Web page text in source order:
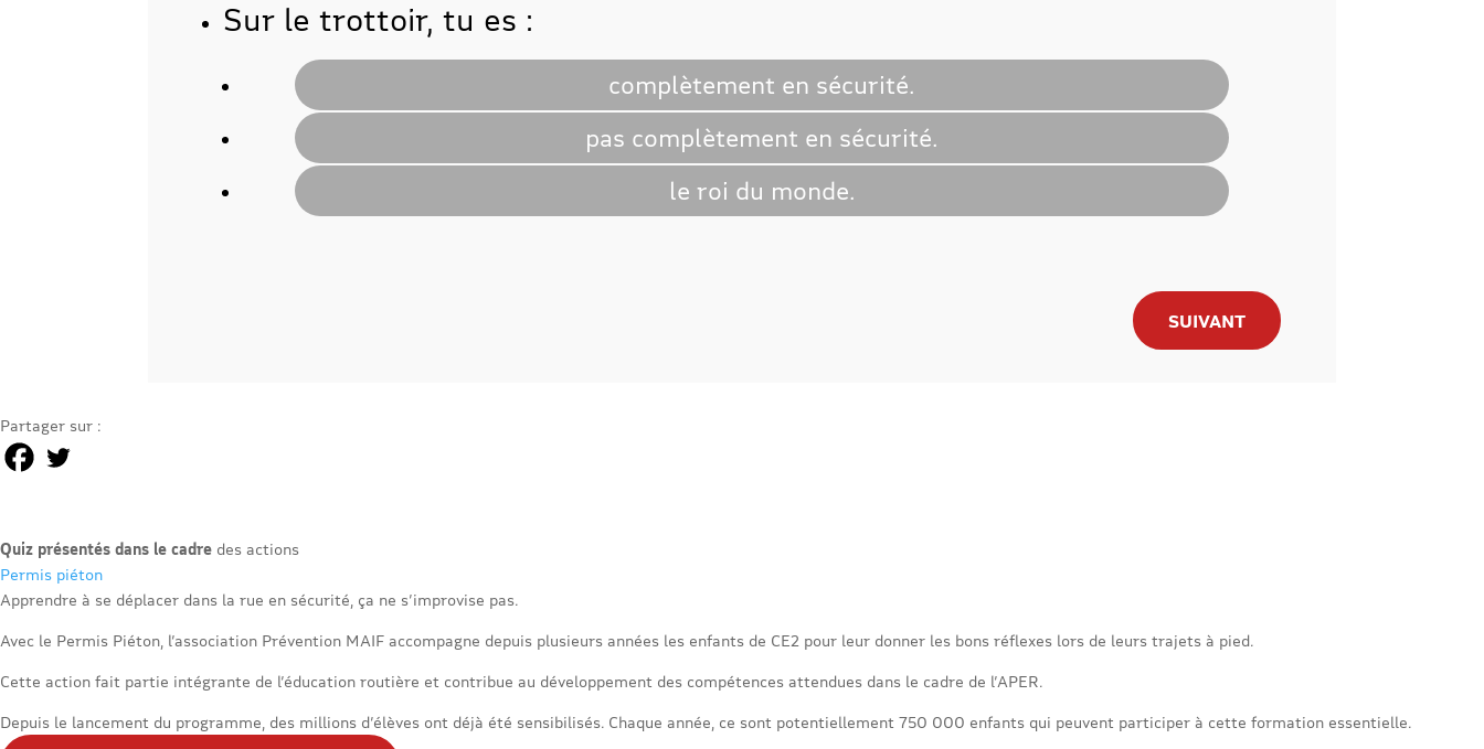
Sur le trottoir, tu es :
complètement en sécurité.
pas complètement en sécurité.
le roi du monde.
Partager sur :
Quiz présentés dans le cadre des actions
Permis piéton
Apprendre à se déplacer dans la rue en sécurité, ça ne s’improvise pas.
Avec le Permis Piéton, l’association Prévention MAIF accompagne depuis plusieurs années les enfants de CE2 pour leur donner les bons réflexes lors de leurs trajets à pied.
Cette action fait partie intégrante de l’éducation routière et contribue au développement des compétences attendues dans le cadre de l’APER.
Depuis le lancement du programme, des millions d’élèves ont déjà été sensibilisés. Chaque année, ce sont potentiellement 750 000 enfants qui peuvent participer à cette formation essentielle.